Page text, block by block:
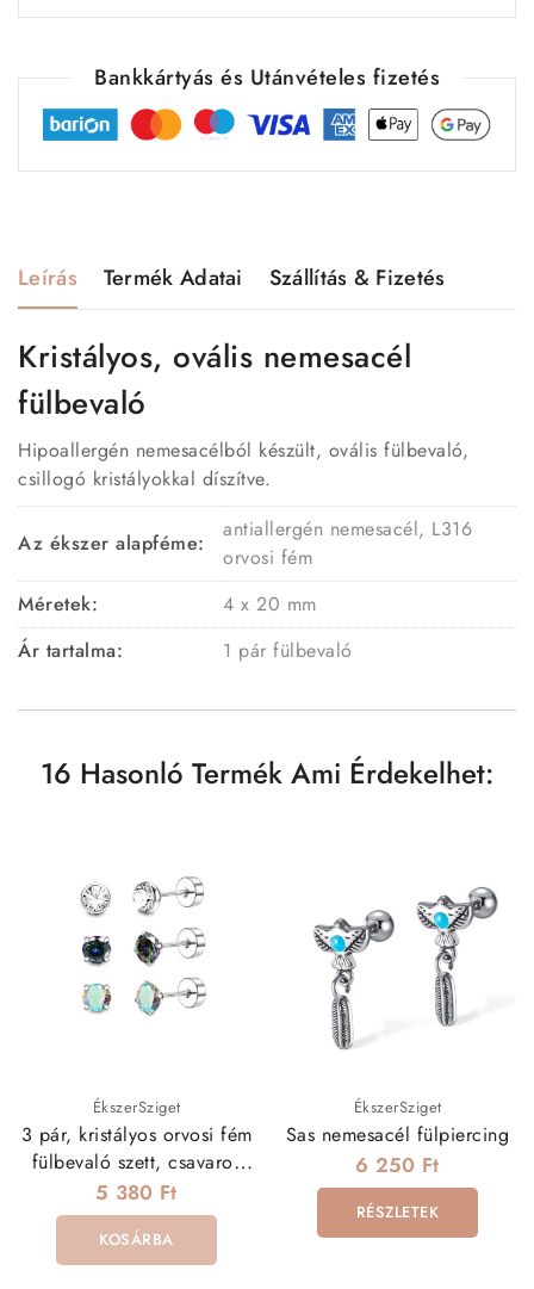
Bankkártyás és Utánvételes fizetés
Leírás Termék Adatai Szállítás & Fizetés
Kristályos, ovális nemesacél
fülbevaló
Hipoallergén nemesacélból készült, ovális fülbevaló,
csillogó kristályokkal díszítve.
Az ékszer alapféme:
antiallergén nemesacél, L316
orvosi fém
Méretek:
4 x 20 mm
Ár tartalma:
1 pár fülbevaló
16 Hasonló Termék Ami Érdekelhet:
ÉkszerSziget
3 pár, kristályos orvosi fém
fülbevaló szett, csavaros
véggel
5 380 Ft
KOSÁRBA
ÉkszerSziget
Sas nemesacél fülpiercing
6 250 Ft
RÉSZLETEK